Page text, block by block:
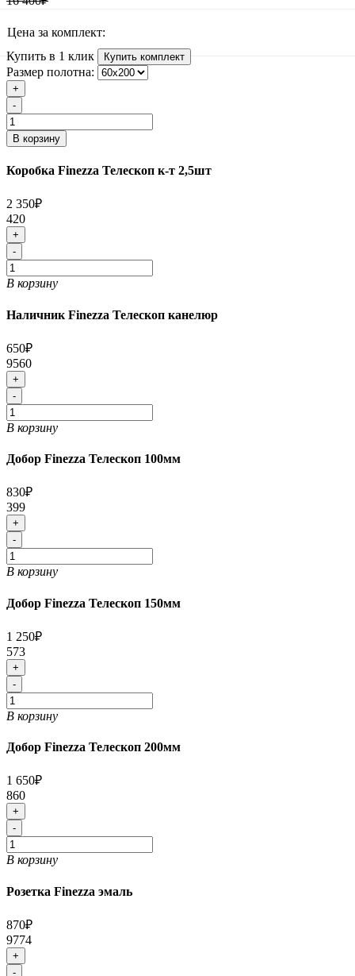
Цена за комплект:
Купить в 1 клик
Купить комплект
Размер полотна:
+
-
В корзину
Коробка Finezza Телескоп к-т 2,5шт
2 350₽
420
+
-
В корзину
Наличник Finezza Телескоп канелюр
650₽
9560
+
-
В корзину
Добор Finezza Телескоп 100мм
830₽
399
+
-
В корзину
Добор Finezza Телескоп 150мм
1 250₽
573
+
-
В корзину
Добор Finezza Телескоп 200мм
1 650₽
860
+
-
В корзину
Розетка Finezza эмаль
870₽
9774
+
-